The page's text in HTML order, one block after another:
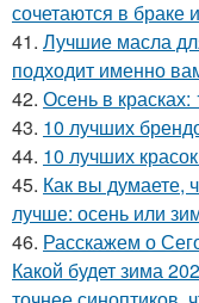
сочетаются в браке
41. Лучшие масла
подходит именно
42. Осень в
43. 10 лучших
44. 10 лучших
45. Как вы думаете,
лучше: осень или
46. Расскажем о
Какой будет зима